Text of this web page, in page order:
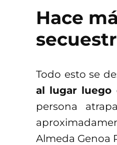
Hace
Todo esto se
al lugar luego
persona
Almeda Genoa